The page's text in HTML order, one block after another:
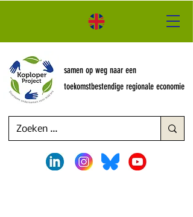
samen op weg naar een
toekomstbestendige regionale economie